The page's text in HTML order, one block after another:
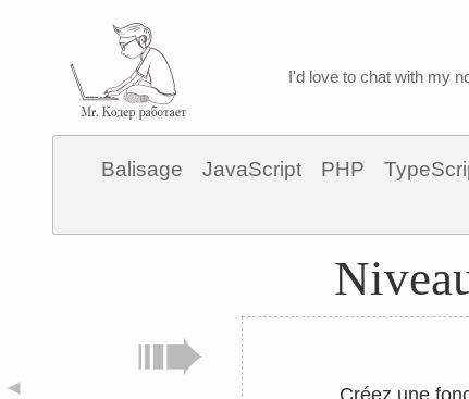
I'd love to chat with my
Balisage JavaScript PHP
◀ Créez une